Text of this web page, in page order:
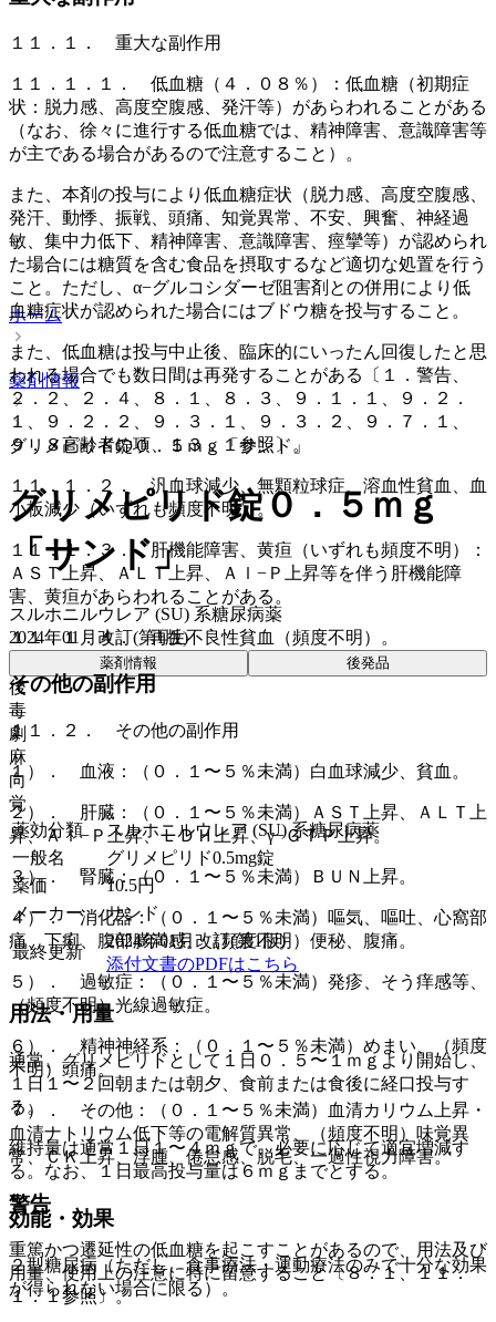
１１．１． 重大な副作用
１１．１．１． 低血糖（４．０８％）：低血糖（初期症
状：脱力感、高度空腹感、発汗等）があらわれることがある
（なお、徐々に進行する低血糖では、精神障害、意識障害等
が主である場合があるので注意すること）。
また、本剤の投与により低血糖症状（脱力感、高度空腹感、
発汗、動悸、振戦、頭痛、知覚異常、不安、興奮、神経過
敏、集中力低下、精神障害、意識障害、痙攣等）が認められ
た場合には糖質を含む食品を摂取するなど適切な処置を行う
こと。ただし、α−グルコシダーゼ阻害剤との併用により低
血糖症状が認められた場合にはブドウ糖を投与すること。
また、低血糖は投与中止後、臨床的にいったん回復したと思
われる場合でも数日間は再発することがある〔１．警告、
２．２、２．４、８．１、８．３、９．１．１、９．２．
１、９．２．２、９．３．１、９．３．２、９．７．１、
９．８高齢者の項、１３．１参照〕。
１１．１．２． 汎血球減少、無顆粒球症、溶血性貧血、血
小板減少（いずれも頻度不明）。
１１．１．３． 肝機能障害、黄疸（いずれも頻度不明）：
ＡＳＴ上昇、ＡＬＴ上昇、Ａｌ−Ｐ上昇等を伴う肝機能障
害、黄疸があらわれることがある。
１１．１．４． 再生不良性貧血（頻度不明）。
その他の副作用
１１．２． その他の副作用
１）． 血液：（０．１〜５％未満）白血球減少、貧血。
２）． 肝臓：（０．１〜５％未満）ＡＳＴ上昇、ＡＬＴ上
昇、Ａｌ−Ｐ上昇、ＬＤＨ上昇、γ−ＧＴＰ上昇。
３）． 腎臓：（０．１〜５％未満）ＢＵＮ上昇。
４）． 消化器：（０．１〜５％未満）嘔気、嘔吐、心窩部
痛、下痢、腹部膨満感、（頻度不明）便秘、腹痛。
５）． 過敏症：（０．１〜５％未満）発疹、そう痒感等、
（頻度不明）光線過敏症。
６）． 精神神経系：（０．１〜５％未満）めまい、（頻度
不明）頭痛。
７）． その他：（０．１〜５％未満）血清カリウム上昇・
血清ナトリウム低下等の電解質異常、（頻度不明）味覚異
常、ＣＫ上昇、浮腫、倦怠感、脱毛、一過性視力障害。
警告
重篤かつ遷延性の低血糖を起こすことがあるので、用法及び
用量、使用上の注意に特に留意すること〔８．１、１１．
１．１参照〕。
ホーム
薬剤情報
グリメピリド錠０．５ｍｇ「サンド」
グリメピリド錠０．５ｍｇ
「サンド」
スルホニルウレア (SU) 系糖尿病薬
2024年01月改訂(第1版)
薬剤情報 後発品
後
毒
劇
麻
向
覚
薬効分類
スルホニルウレア (SU) 系糖尿病薬
一般名
グリメピリド0.5mg錠
薬価
10.5円
メーカー
サンド
最終更新
2024年01月改訂(第1版)
添付文書のPDFはこちら
用法・用量
通常、グリメピリドとして１日０．５〜１ｍｇより開始し、
１日１〜２回朝または朝夕、食前または食後に経口投与す
る。
維持量は通常１日１〜４ｍｇで、必要に応じて適宜増減す
る。なお、１日最高投与量は６ｍｇまでとする。
効能・効果
２型糖尿病（ただし、食事療法・運動療法のみで十分な効果
が得られない場合に限る）。